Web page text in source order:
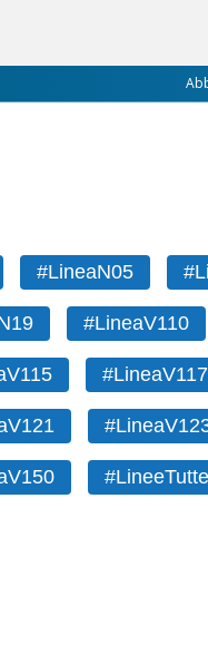
#LineaN05
#LineaV110
#LineaV117
#LineeTutte